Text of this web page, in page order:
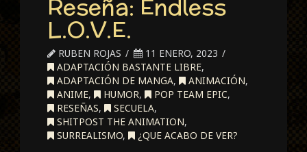
Reseña: Endless
L.O.V.E.
RUBEN ROJAS
11 ENERO, 2023
ADAPTACIÓN BASTANTE LIBRE,
ADAPTACIÓN DE MANGA, ANIMACIÓN,
ANIME, HUMOR, POP TEAM EPIC,
RESEÑAS, SECUELA,
SHITPOST THE ANIMATION,
SURREALISMO, ¿QUE ACABO DE VER?